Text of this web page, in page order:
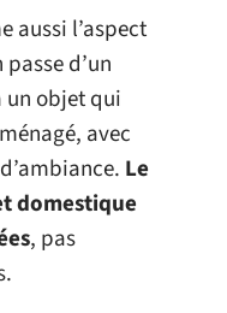
aussi l’aspect
d’un
objet qui
avec
Le
domestique
, pas